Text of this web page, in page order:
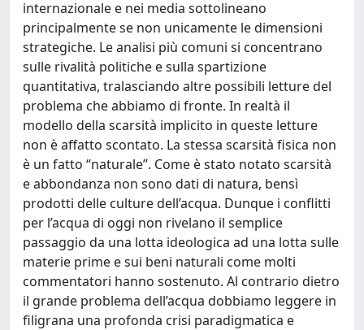
internazionale e nei media sottolineano
principalmente se non unicamente le dimensioni
strategiche. Le analisi più comuni si concentrano
sulle rivalità politiche e sulla spartizione
quantitativa, tralasciando altre possibili letture del
problema che abbiamo di fronte. In realtà il
modello della scarsità implicito in queste letture
non è affatto scontato. La stessa scarsità fisica non
è un fatto “naturale”. Come è stato notato scarsità
e abbondanza non sono dati di natura, bensì
prodotti delle culture dell’acqua. Dunque i conflitti
per l’acqua di oggi non rivelano il semplice
passaggio da una lotta ideologica ad una lotta sulle
materie prime e sui beni naturali come molti
commentatori hanno sostenuto. Al contrario dietro
il grande problema dell’acqua dobbiamo leggere in
filigrana una profonda crisi paradigmatica e